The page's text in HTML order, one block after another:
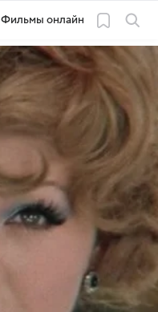
Фильмы онлайн